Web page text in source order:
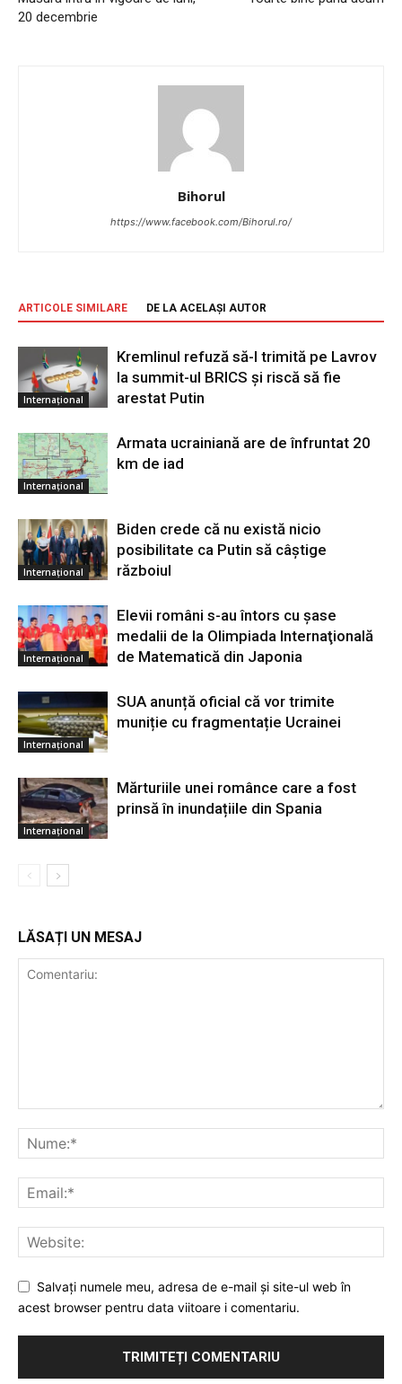
20 decembrie
Bihorul
https://www.facebook.com/Bihorul.ro/
ARTICOLE SIMILARE DE LA ACELAȘI AUTOR
Internațional
Kremlinul refuză să-l trimită pe Lavrov
la summit-ul BRICS și riscă să fie
arestat Putin
Internațional
Armata ucrainiană are de înfruntat 20
km de iad
Internațional
Biden crede că nu există nicio
posibilitate ca Putin să câştige
războiul
Internațional
Elevii români s-au întors cu şase
medalii de la Olimpiada Internaţională
de Matematică din Japonia
Internațional
SUA anunță oficial că vor trimite
muniție cu fragmentație Ucrainei
Internațional
Mărturiile unei românce care a fost
prinsă în inundațiile din Spania
LĂSAȚI UN MESAJ
Salvați numele meu, adresa de e-mail și site-ul web în
acest browser pentru data viitoare i comentariu.